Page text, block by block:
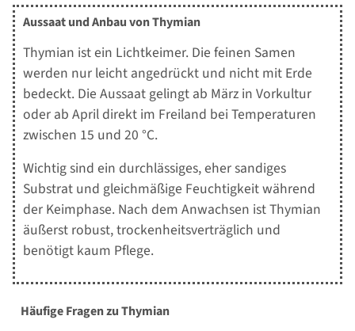
Aussaat und Anbau von Thymian
Thymian ist ein Lichtkeimer. Die feinen Samen
werden nur leicht angedrückt und nicht mit Erde
bedeckt. Die Aussaat gelingt ab März in Vorkultur
oder ab April direkt im Freiland bei Temperaturen
zwischen 15 und 20 °C.
Wichtig sind ein durchlässiges, eher sandiges
Substrat und gleichmäßige Feuchtigkeit während
der Keimphase. Nach dem Anwachsen ist Thymian
äußerst robust, trockenheitsverträglich und
benötigt kaum Pflege.
Häufige Fragen zu Thymian